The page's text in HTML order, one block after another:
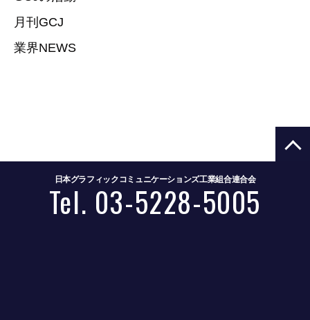
月刊GCJ
業界NEWS
日本グラフィックコミュニケーションズ工業組合連合会
Tel. 03-5228-5005